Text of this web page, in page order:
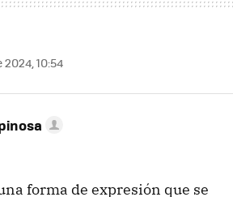
10:54
forma de expresión que se